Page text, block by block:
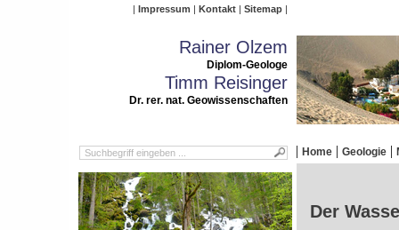
Impressum Kontakt Sitemap
Rainer Olzem
Diplom-Geologe
Timm Reisinger
Dr. rer. nat. Geowissenschaften
Home Geologie
Der